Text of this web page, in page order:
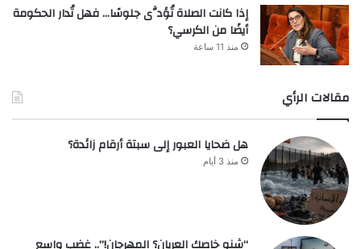
إذا كانت الصلاة تُؤدَّى جلوسًا… فهل تُدار الحكومة
أيضًا من الكرسي؟
منذ 11 ساعة
مقالات الرأي
هل ضحايا العبور إلى سبتة أرقام زائدة؟
منذ 3 أيام
“شنو خاصك العريان؟ المهرجان!”.. غضب واسع